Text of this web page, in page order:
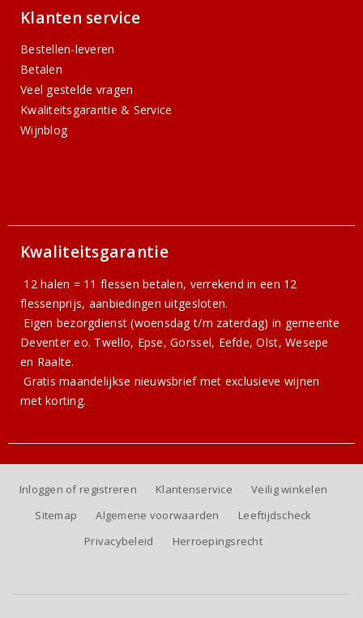
Klanten service
Bestellen-leveren
Betalen
Veel gestelde vragen
Kwaliteitsgarantie & Service
Wijnblog
Kwaliteitsgarantie
12 halen = 11 flessen betalen, verrekend in een 12
flessenprijs, aanbiedingen uitgesloten.
Eigen bezorgdienst (woensdag t/m zaterdag) in gemeente
Deventer eo. Twello, Epse, Gorssel, Eefde, Olst, Wesepe
en Raalte.
Gratismaandelijkse nieuwsbriefmet exclusieve wijnen
met korting.
Inloggen of registreren Klantenservice
Veilig winkelen
Sitemap
Algemene voorwaarden
Leeftijdscheck
Privacybeleid
Herroepingsrecht